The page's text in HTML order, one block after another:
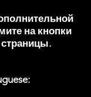
на кнопки
страницы.